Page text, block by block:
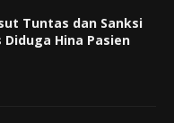
Tuntas dan Sanksi
Hina Pasien